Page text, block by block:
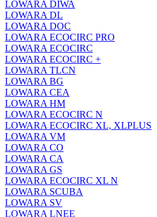
LOWARA DIWA
LOWARA DL
LOWARA DOC
LOWARA ECOCIRC PRO
LOWARA ECOCIRC
LOWARA ECOCIRC +
LOWARA TLCN
LOWARA BG
LOWARA CEA
LOWARA HM
LOWARA ECOCIRC N
LOWARA ECOCIRC XL, XLPLUS
LOWARA VM
LOWARA CO
LOWARA CA
LOWARA GS
LOWARA ECOCIRC XL N
LOWARA SCUBA
LOWARA SV
LOWARA LNEE